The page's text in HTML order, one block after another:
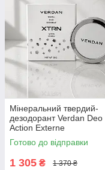
Мінеральний твердий-
дезодорант Verdan Deo
Action Externe
(універсальний), 120 г
Готово до відправки
1 305 ₴ 1 370 ₴